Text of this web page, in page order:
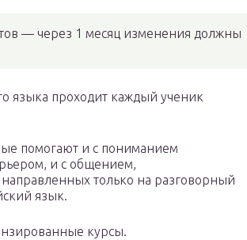
— через 1 месяц изменения должны
языка проходит каждый ученик
помогают и с пониманием
и с общением,
только на разговорный
язык.
курсы.